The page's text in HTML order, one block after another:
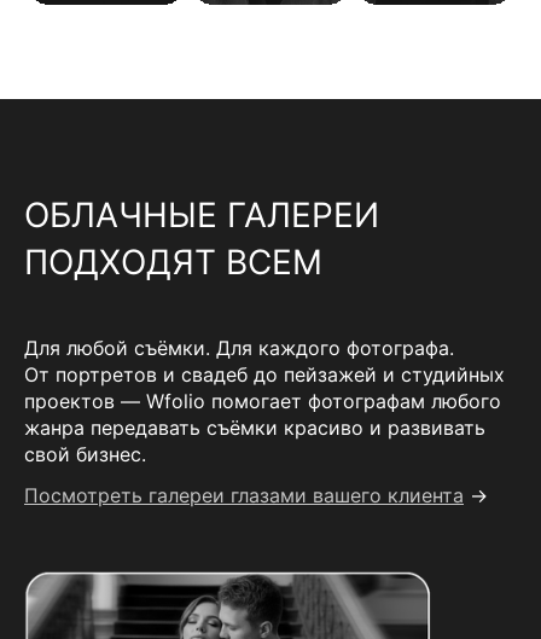
ОБЛАЧНЫЕ ГАЛЕРЕИ
ПОДХОДЯТ ВСЕМ
Для любой съёмки. Для каждого фотографа.
От портретов и свадеб до пейзажей и студийных
проектов — Wfolio помогает фотографам любого
жанра передавать съёмки красиво и развивать
свой бизнес.
Посмотреть галереи глазами вашего клиента →